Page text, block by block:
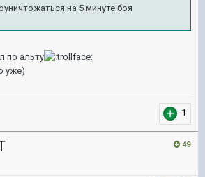
на 5 минуте боя
по альту
уже)
1
49